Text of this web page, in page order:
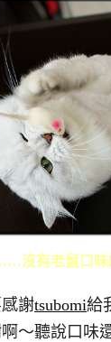
沒有老鼠口味
謝tsubomi給
～聽說口味